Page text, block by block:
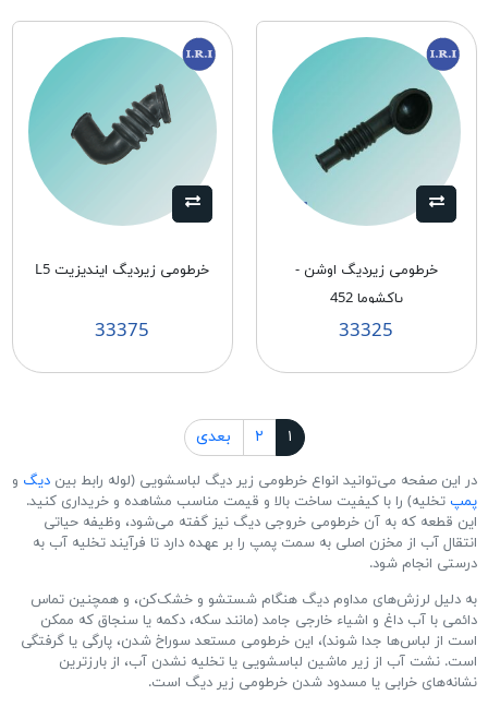
خرطومی زیردیگ اوشن -
پاکشوما 452
33325
خرطومی زیردیگ ایندیزیت L5
33375
۱ ۲ بعدی
در این صفحه می‌توانید انواع خرطومی زیر دیگ لباسشویی (لوله رابط بیندیگ و
پمپ تخلیه) را با کیفیت ساخت بالا و قیمت مناسب مشاهده و خریداری کنید.
این قطعه که به آن خرطومی خروجی دیگ نیز گفته می‌شود، وظیفه حیاتی
انتقال آب از مخزن اصلی به سمت پمپ را بر عهده دارد تا فرآیند تخلیه آب به
درستی انجام شود.
به دلیل لرزش‌های مداوم دیگ هنگام شستشو و خشک‌کن، و همچنین تماس
دائمی با آب داغ و اشیاء خارجی جامد (مانند سکه، دکمه یا سنجاق که ممکن
است از لباس‌ها جدا شوند)، این خرطومی مستعد سوراخ شدن، پارگی یا گرفتگی
است. نشت آب از زیر ماشین لباسشویی یا تخلیه نشدن آب، از بارزترین
نشانه‌های خرابی یا مسدود شدن خرطومی زیر دیگ است.